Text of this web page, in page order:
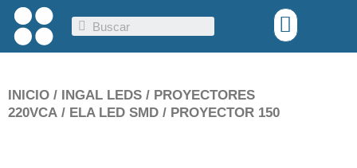
contenido
Search Menu
INICIO / INGAL LEDS / PROYECTORES
220VCA / ELA LED SMD / PROYECTOR 150